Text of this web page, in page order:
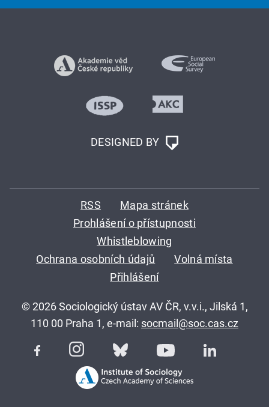
DESIGNED BY
RSS
Mapa stránek
Prohlášení o přístupnosti
Whistleblowing
Ochrana osobních údajů
Volná místa
Přihlášení
© 2026 Sociologický ústav AV ČR, v.v.i., Jilská 1,
110 00 Praha 1, e-mail: socmail@soc.cas.cz